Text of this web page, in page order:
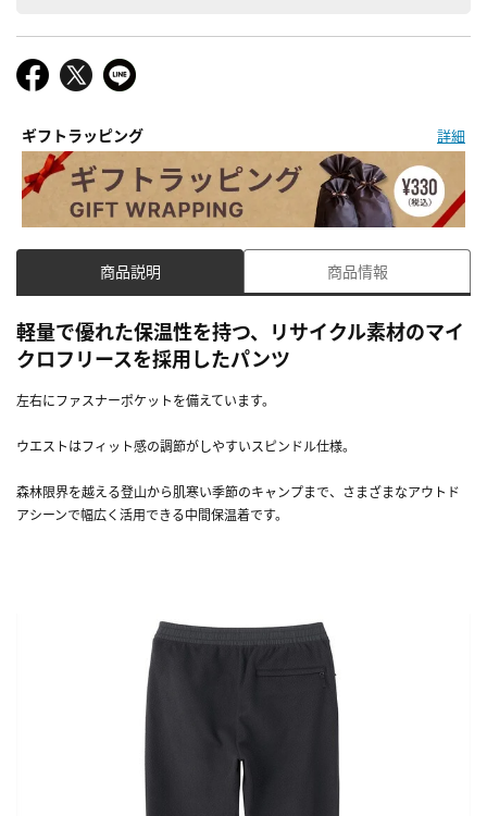
ギフトラッピング 詳細
商品説明 商品情報
軽量で優れた保温性を持つ、リサイクル素材のマイ
クロフリースを採用したパンツ
左右にファスナーポケットを備えています。
ウエストはフィット感の調節がしやすいスピンドル仕様。
森林限界を越える登山から肌寒い季節のキャンプまで、さまざまなアウトド
アシーンで幅広く活用できる中間保温着です。